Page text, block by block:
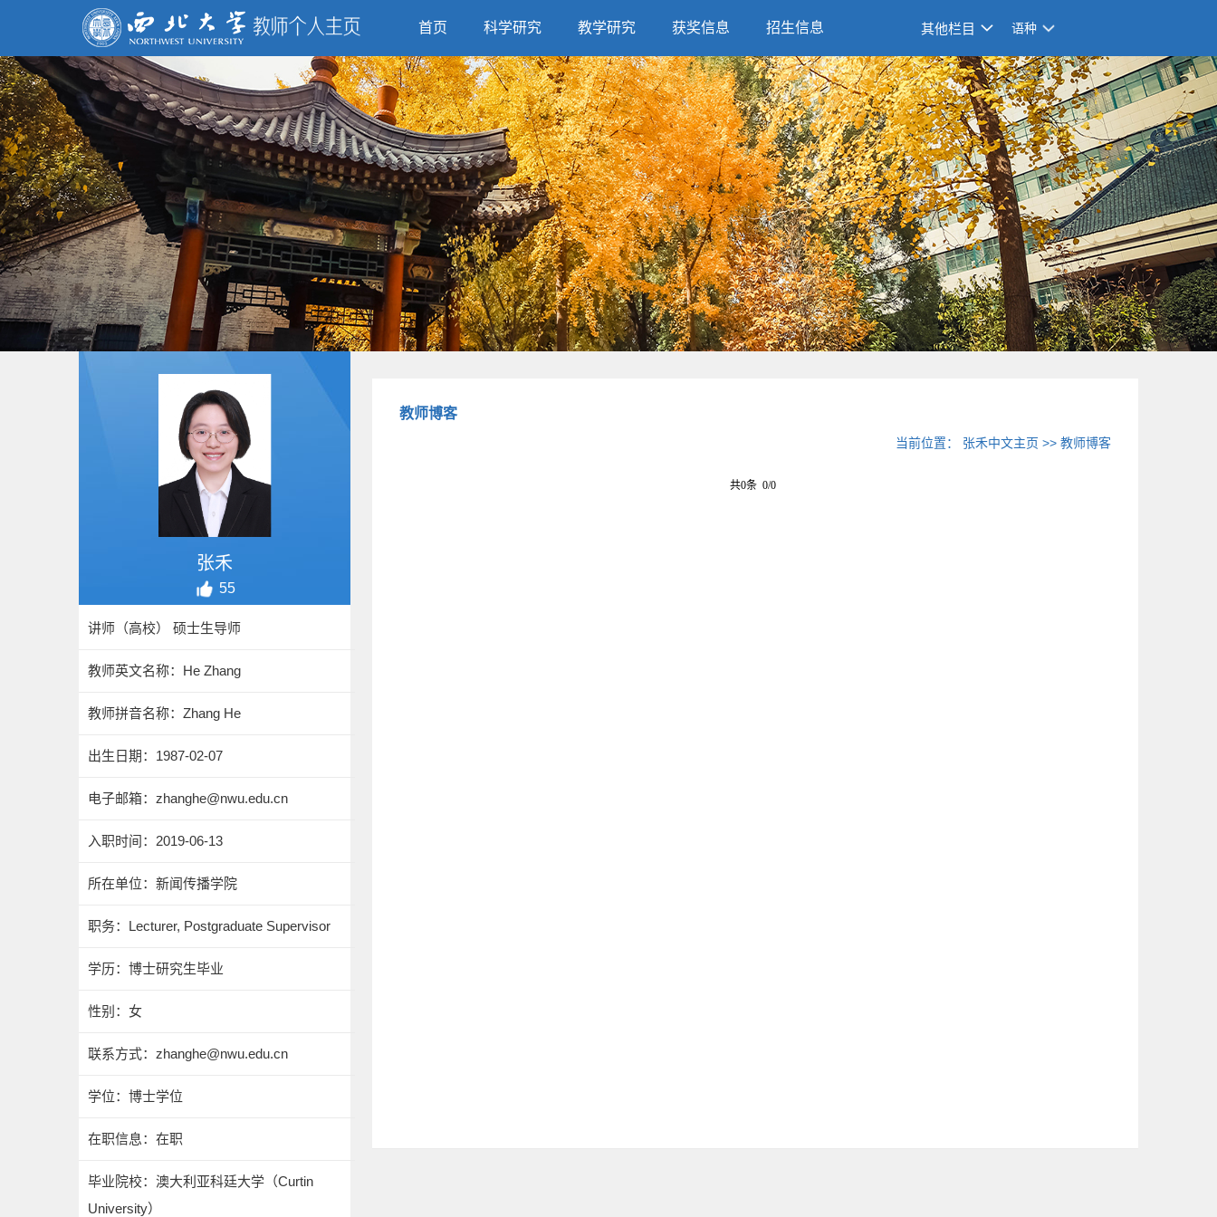
首页 科学研究 教学研究 获奖信息 招生信息 其他栏目 语种
张禾
55
讲师（高校） 硕士生导师
教师英文名称：He Zhang
教师拼音名称：Zhang He
出生日期：1987-02-07
电子邮箱： zhanghe@nwu.edu.cn
入职时间：2019-06-13
所在单位：新闻传播学院
职务：Lecturer, Postgraduate Supervisor
学历：博士研究生毕业
性别：女
联系方式：zhanghe@nwu.edu.cn
学位：博士学位
在职信息：在职
毕业院校：澳大利亚科廷大学（Curtin
University）
教师博客
当前位置： 张禾中文主页 >>教师博客
共0条 0/0